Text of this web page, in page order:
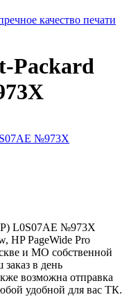
качество печати
Packard
L0S07AE №973X
HP PageWide Pro
и МО собственной
в день
возможна отправка
удобной для вас ТК.